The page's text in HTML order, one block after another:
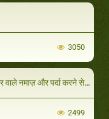
3050
और पर्दा करने से रोकते हैं
2499